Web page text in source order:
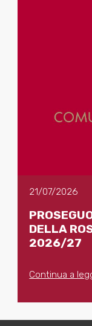
21/07/2026
DELLA
2026/27
Continua a